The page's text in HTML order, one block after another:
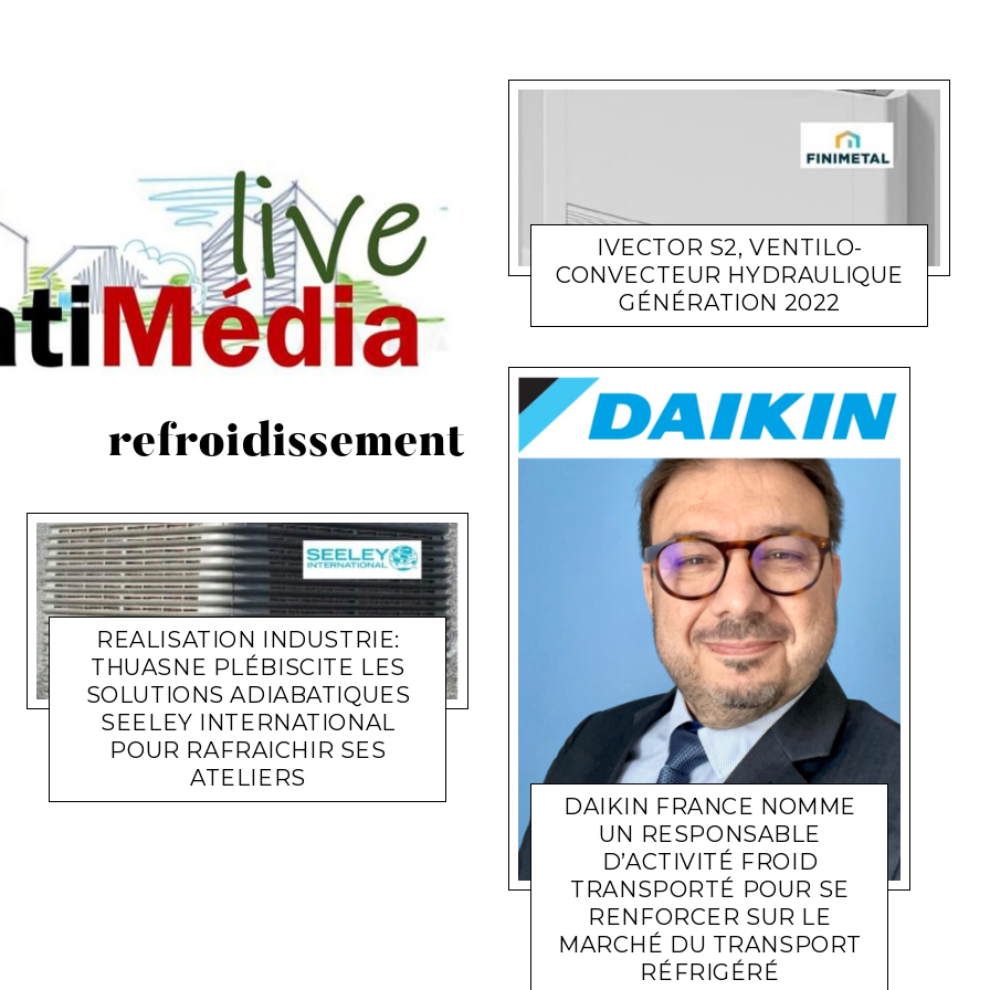
refroidissement
REALISATION INDUSTRIE:
THUASNE PLÉBISCITE LES
SOLUTIONS ADIABATIQUES
SEELEY INTERNATIONAL
POUR RAFRAICHIR SES
ATELIERS
ACTUALITÉ ENTREPRISES LARA GASQUET
IVECTOR S2, VENTILO-
CONVECTEUR HYDRAULIQUE
GÉNÉRATION 2022
ACTUALITÉ ENTREPRISES LARA GASQUET 6 AVRIL 2022
DAIKIN FRANCE NOMME
UN RESPONSABLE
D’ACTIVITÉ FROID
TRANSPORTÉ POUR SE
RENFORCER SUR LE
MARCHÉ DU TRANSPORT
RÉFRIGÉRÉ
ACTUALITÉ ENTREPRISES LARA GASQUET